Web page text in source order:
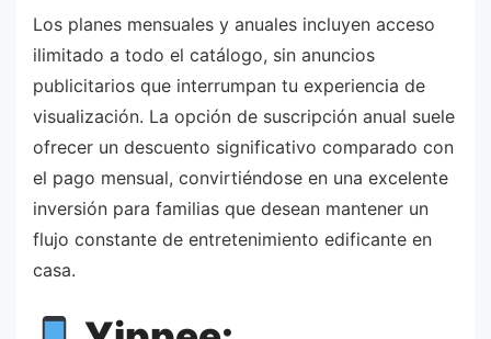
Los planes mensuales y anuales incluyen acceso
ilimitado a todo el catálogo, sin anuncios
publicitarios que interrumpan tu experiencia de
visualización. La opción de suscripción anual suele
ofrecer un descuento significativo comparado con
el pago mensual, convirtiéndose en una excelente
inversión para familias que desean mantener un
flujo constante de entretenimiento edificante en
casa.